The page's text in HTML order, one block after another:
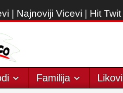
| Najnoviji Vicevi | Hit Twit
Familija Likovi